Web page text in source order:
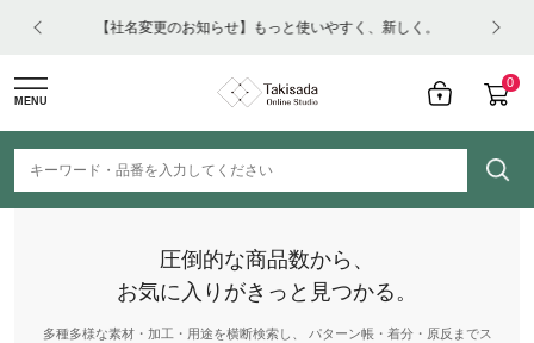
【社名変更のお知らせ】もっと使いやすく、新しく。
0
MENU
圧倒的な商品数から、
お気に入りがきっと見つかる。
多種多様な素材・加工・用途を横断検索し、 パターン帳・着分・原反までス